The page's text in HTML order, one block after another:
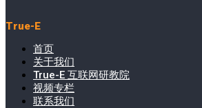
True-E
首页
关于我们
True-E 互联网研教院
视频专栏
联系我们